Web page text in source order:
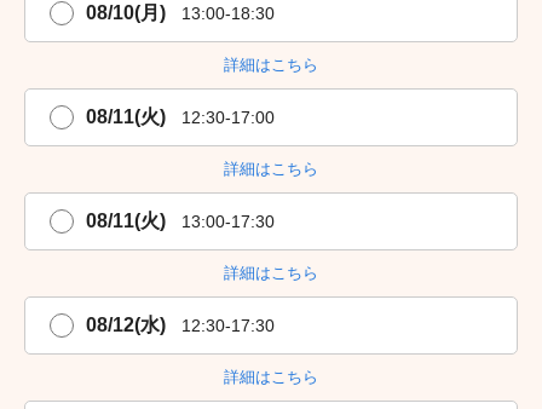
08/10(月) 13:00-18:30
詳細はこちら
08/11(火) 12:30-17:00
詳細はこちら
08/11(火) 13:00-17:30
詳細はこちら
08/12(水) 12:30-17:30
詳細はこちら